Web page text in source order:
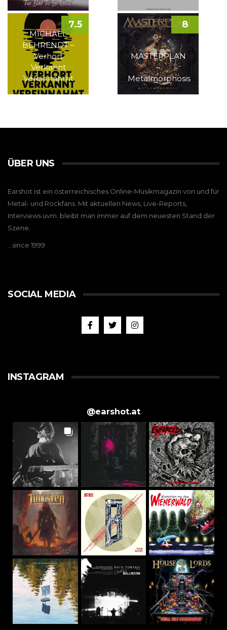
MICHAEL
BEHRENDT –
Verhört
Verkannt
Vereinnahmt
7.5
MASTERPLAN
–
Metalmorphosis
8
ÜBER UNS
Earshot ist ein österreichisches Online-Musikmagazin von und für
Metal- und Rockfans. Mit aktuellen News, Live-Reports,
Interviews uvm. bleibt man immer auf dem neuesten Stand der
Szene.
…since 1999
SOCIAL MEDIA
INSTAGRAM
@earshot.at